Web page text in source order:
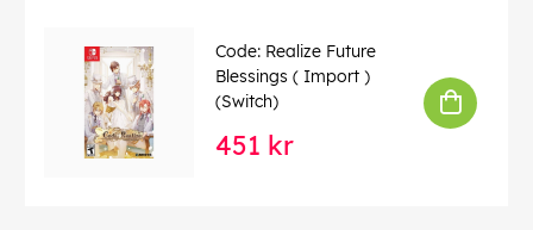
Code: Realize Future
Blessings ( Import )
(Switch)
451 kr